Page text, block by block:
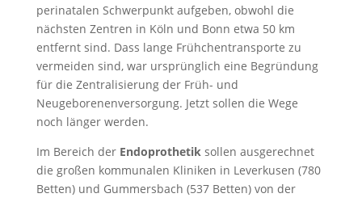
perinatalen Schwerpunkt aufgeben, obwohl die
nächsten Zentren in Köln und Bonn etwa 50 km
entfernt sind. Dass lange Frühchentransporte zu
vermeiden sind, war ursprünglich eine Begründung
für die Zentralisierung der Früh- und
Neugeborenenversorgung. Jetzt sollen die Wege
noch länger werden.
Im Bereich der Endoprothetiksollen ausgerechnet
die großen kommunalen Kliniken in Leverkusen (780
Betten) und Gummersbach (537 Betten) von der